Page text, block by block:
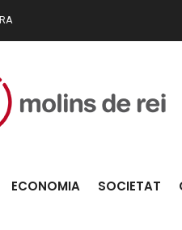
ECONOMIA SOCIETAT